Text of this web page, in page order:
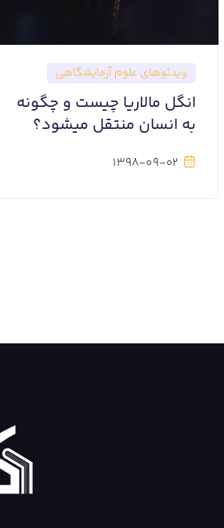
ویدئوهای علوم آزمایشگاهی
انگل مالاریا چیست و چگونه
به انسان منتقل میشود؟
1398-09-02